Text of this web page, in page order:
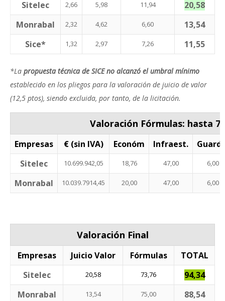
Sitelec 2,66 5,98 11,94
20,58
Monrabal
2,32 4,62 6,60
13,54
Sice*
1,32 2,97 7,26 11,55
*La propuesta técnica de SICE no alcanzó el umbral mínimo
establecido en los pliegos para la valoración de juicio de valor
(12,5 ptos), siendo excluida, por tanto, de la licitación.
Valoración Fórmulas: hasta
Empresas € (sin IVA) Económ Infraest.
Sitelec
10.699.942,05 18,76 47,00 6,00
Monrabal 10.039.7914,45 20,00 47,00 6,00
Valoración Final
Empresas Juicio Valor Fórmulas
TOTAL
Sitelec
20,58 73,76
94,34
Monrabal
13,54 75,00 88,54